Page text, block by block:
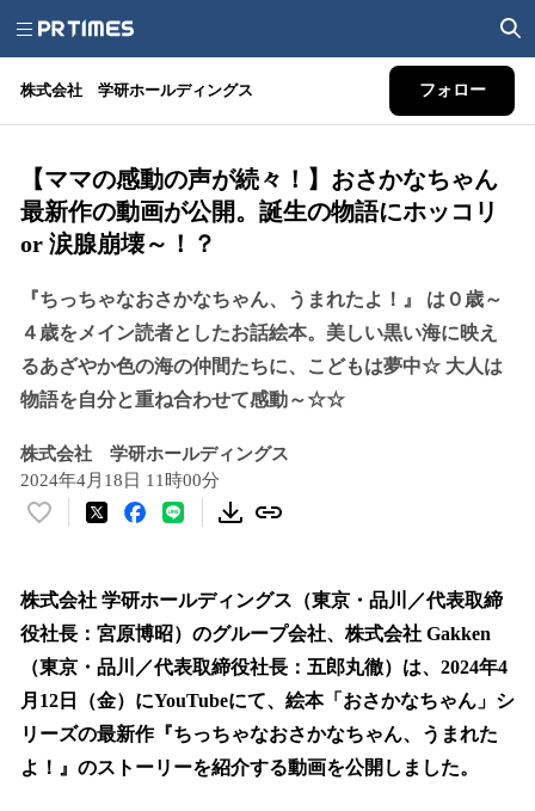
株式会社 学研ホールディングス フォロー
【ママの感動の声が続々！】おさかなちゃん
最新作の動画が公開。誕生の物語にホッコリ
or 涙腺崩壊～！？
『ちっちゃなおさかなちゃん、うまれたよ！』 は０歳～
４歳をメイン読者としたお話絵本。美しい黒い海に映え
るあざやか色の海の仲間たちに、こどもは夢中☆ 大人は
物語を自分と重ね合わせて感動～☆☆
株式会社 学研ホールディングス
2024年4月18日 11時00分
い
！
数
を
読
み
中
株式会社 学研ホールディングス（東京・品川／代表取締
役社長：宮原博昭）のグループ会社、株式会社 Gakken
（東京・品川／代表取締役社長：五郎丸徹）は、2024年4
月12日（金）にYouTubeにて、絵本「おさかなちゃん」シ
リーズの最新作『ちっちゃなおさかなちゃん、うまれた
よ！』のストーリーを紹介する動画を公開しました。